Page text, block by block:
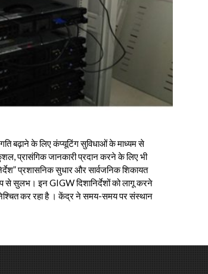
बढ़ाने के लिए कंप्यूटिंग सुविधाओं के माध्यम से
प्रासंगिक जानकारी प्रदान करने के लिए भी
प्रशासनिक सुधार और सार्वजनिक शिकायत
से सुलभ। इन GIGW दिशानिर्देशों को लागू करने
कर रहा है । केंद्र ने समय-समय पर संस्थान